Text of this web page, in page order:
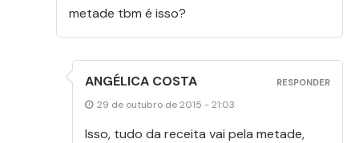
metade tbm é isso?
ANGÉLICA COSTA
29 de outubro de 2015 - 21:03
Isso, tudo da receita vai pela metade,
RESPONDER